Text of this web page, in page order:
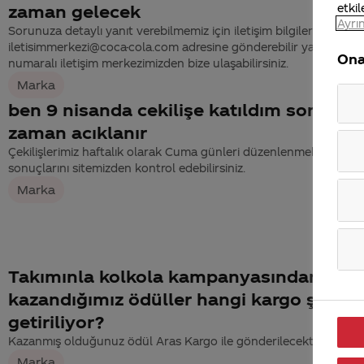
zaman gelecek
Sorunuza detaylı yanıt verebilmemiz için iletişim bilgilerinizi
iletisimmerkezi@coca-cola.com adresine gönderebilir ya da 444
numaralı iletişim merkezimizden bize ulaşabilirsiniz.
Marka
ben 9 nisanda cekilişe katıldım
zaman acıklanır
Çekilişlerimiz haftalık olarak Cuma günleri düzenlenmektedir.
sonuçlarını sitemizden kontrol edebilirsiniz.
Marka
Takımınla kolkola kampanyasından
kazandığımız ödüller hangi kargo
getiriliyor?
Kazanmış olduğunuz ödül Aras Kargo ile gönderilecektir.